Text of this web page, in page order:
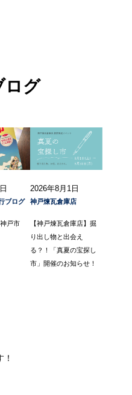
ログ
ブログ
戸市
2026年8月1日
神戸煉瓦倉庫店
【神戸煉瓦倉庫店】掘
り出し物と出会え
る？！「真夏の宝探し
市」開催のお知らせ！